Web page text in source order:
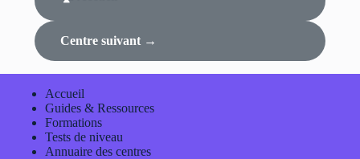
Centre suivant →
Accueil
Guides & Ressources
Formations
Tests de niveau
Annuaire des centres